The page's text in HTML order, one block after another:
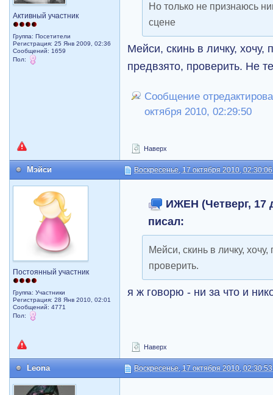
Активный участник
Группа: Посетители
Регистрация: 25 Янв 2009, 02:36
Сообщений: 1659
Пол:
Но только не признаюсь
сцене
Мейси, скинь в личку, хочу,
предвзято, проверить. Не
Сообщение
октября 2010, 02:29:50
Наверх
Мэйси Воскресенье, 17 октября 2010, 02:30:06
Постоянный участник
Группа: Участники
Регистрация: 28 Янв 2010, 02:01
Сообщений: 4771
Пол:
ИЖЕН (Четверг, 17
писал:
Мейси, скинь в личку,
проверить.
я ж говорю - ни за что и
Наверх
Leona Воскресенье, 17 октября 2010, 02:30:53